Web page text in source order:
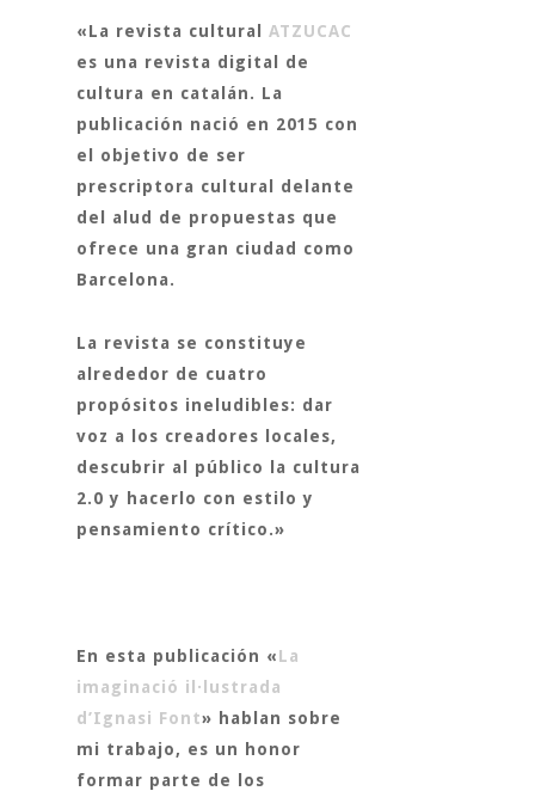
«La revista cultural ATZUCAC
es una revista digital de
cultura en catalán. La
publicación nació en 2015 con
el objetivo de ser
prescriptora cultural delante
del alud de propuestas que
ofrece una gran ciudad como
Barcelona.
La revista se constituye
alrededor de cuatro
propósitos ineludibles: dar
voz a los creadores locales,
descubrir al público la cultura
2.0 y hacerlo con estilo y
pensamiento crítico.»
En esta publicación «La
imaginació il·lustrada
d’Ignasi Font» hablan sobre
mi trabajo, es un honor
formar parte de los